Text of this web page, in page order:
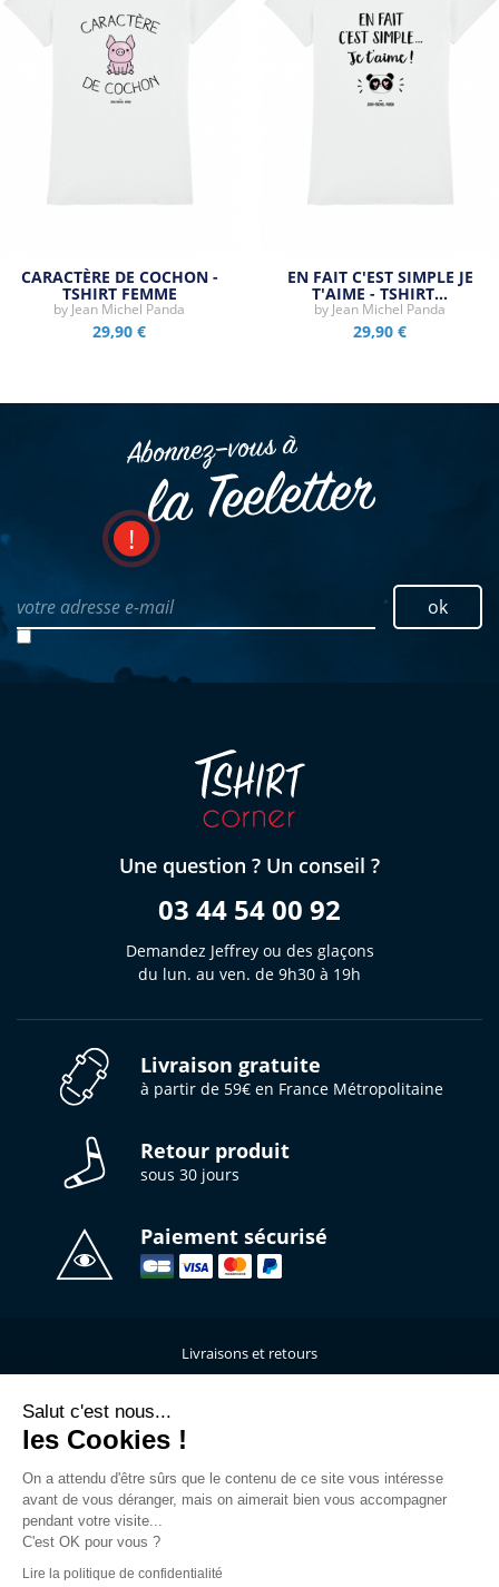
CARACTÈRE DE COCHON -
TSHIRT FEMME
by Jean Michel Panda
29,90 €
EN FAIT C'EST SIMPLE JE
T'AIME - TSHIRT…
by Jean Michel Panda
29,90 €
Abonnez–vous à
la Teeletter
votre adresse e-mail ok
Une question ? Un conseil ?
03 44 54 00 92
Demandez Jeffrey ou des glaçons
du lun. au ven. de 9h30 à 19h
Livraison gratuite
à partir de 59€ en France Métropolitaine
Retour produit
sous 30 jours
Paiement sécurisé
Livraisons et retours
Qui sommes-nous ?
C.G.V
Guide des tailles
Salut c'est nous...
les Cookies !
On a attendu d'être sûrs que le contenu de ce site vous intéresse
avant de vous déranger, mais on aimerait bien vous accompagner
pendant votre visite...
C'est OK pour vous ?
Lire la politique de confidentialité